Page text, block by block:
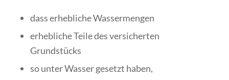
dass erhebliche Wassermengen
erhebliche Teile des versicherten
Grundstücks
so unter Wasser gesetzt haben,